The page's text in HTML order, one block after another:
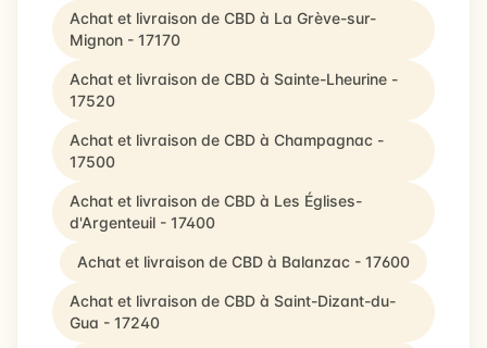
Achat et livraison de CBD à La Grève-sur-
Mignon - 17170
Achat et livraison de CBD à Sainte-Lheurine -
17520
Achat et livraison de CBD à Champagnac -
17500
Achat et livraison de CBD à Les Églises-
d'Argenteuil - 17400
Achat et livraison de CBD à Balanzac - 17600
Achat et livraison de CBD à Saint-Dizant-du-
Gua - 17240